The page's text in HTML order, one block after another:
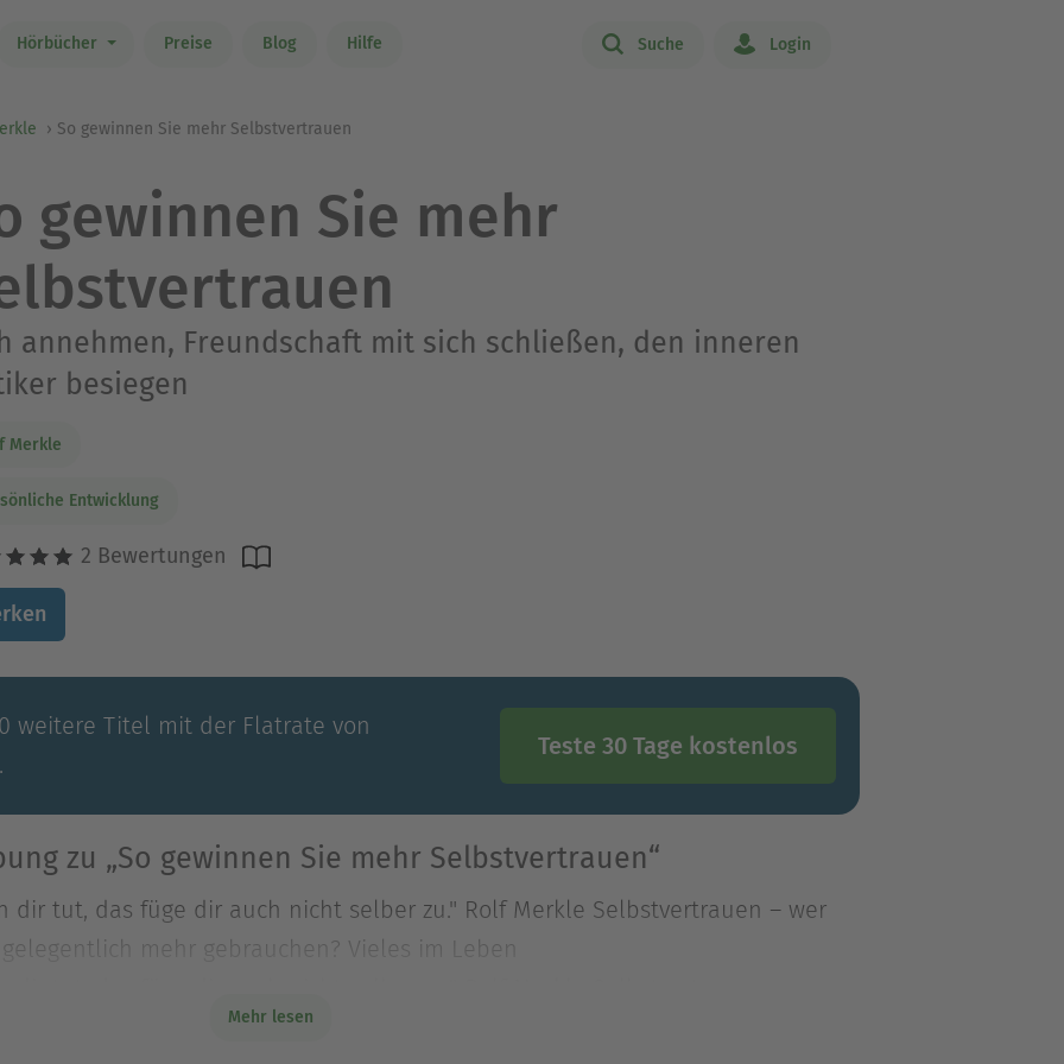
Hörbücher Preise Blog Hilfe Suche Login
So gewinnen Sie mehr Selbstvertrauen
gewinnen Sie mehr
annehmen, Freundschaft mit sich schließen, den inneren
besiegen
Merkle
Entwicklung
2 Bewertungen
weitere Titel mit der Flatrate von
Teste 30 Tage kostenlos
zu „So gewinnen Sie mehr Selbstvertrauen“
dir tut, das füge dir auch nicht selber zu." Rolf Merkle Selbstvertrauen – wer
mehr gebrauchen? Vieles im Leben
mehr gebrauchen? Vieles im Leben würde uns dann leichter
Mehr lesen